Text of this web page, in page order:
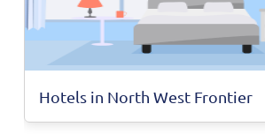
Hotels in North West Frontier